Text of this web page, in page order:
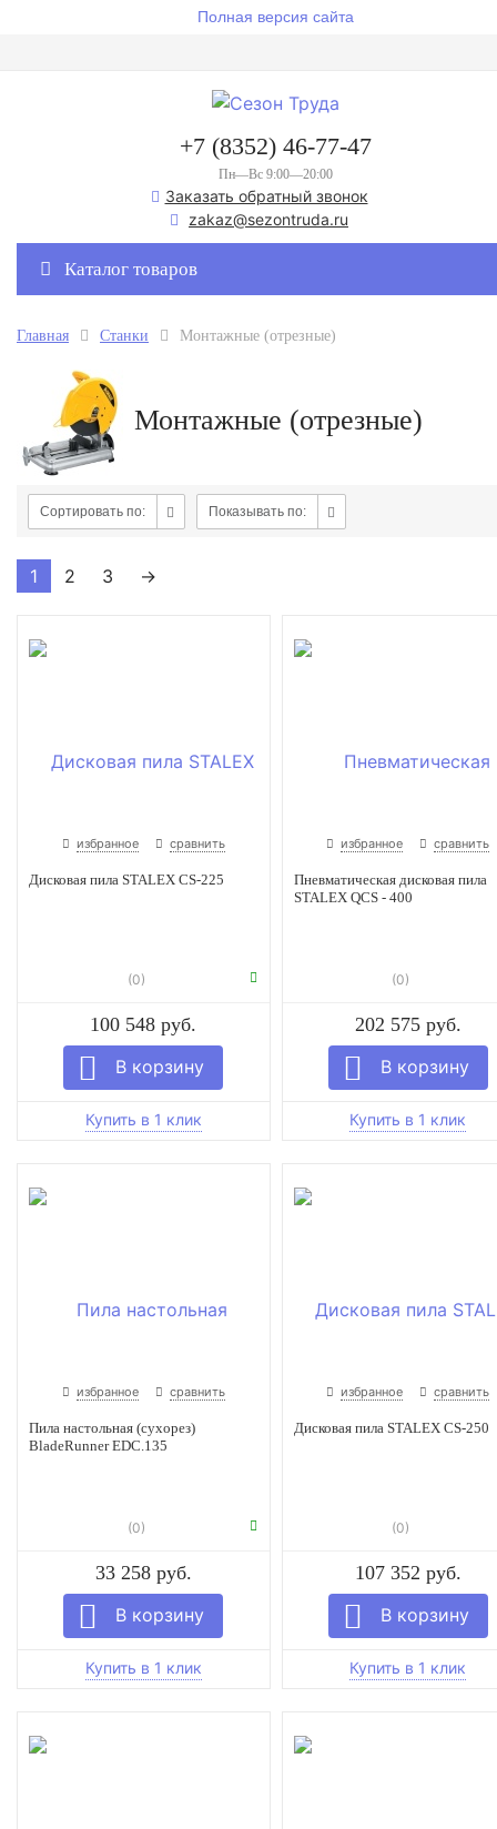
Полная версия сайта
+7 (8352) 46-77-47
Пн—Вс 9:00—20:00
Заказать обратный звонок
zakaz@sezontruda.ru
Каталог товаров
Главная Станки Монтажные (отрезные)
Монтажные (отрезные)
Сортировать по: Показывать по:
1 2 3 →
избранное сравнить
Дисковая пила STALEX CS-225
(0)
100 548 руб.
избранное сравнить
Пневматическая дисковая пила
STALEX QCS - 400
(0)
202 575 руб.
избранное сравнить
Пила настольная (сухорез)
BladeRunner EDC.135
(0)
33 258 руб.
избранное сравнить
Дисковая пила STALEX CS-250
(0)
107 352 руб.